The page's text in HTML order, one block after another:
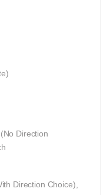
Direction
Direction Choice),